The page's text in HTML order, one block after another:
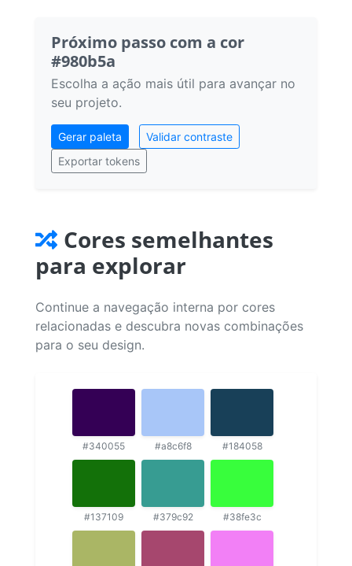
Próximo passo com a cor
#980b5a
Escolha a ação mais útil para avançar no
seu projeto.
Gerar paleta
Validar contraste
Exportar tokens
Cores semelhantes
para explorar
Continue a navegação interna por cores
relacionadas e descubra novas combinações
para o seu design.
#340055 #a8c6f8 #184058
#137109 #379c92 #38fe3c